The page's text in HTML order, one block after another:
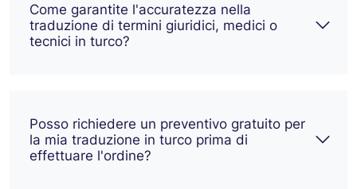
Come garantite l'accuratezza nella
traduzione di termini giuridici, medici o
tecnici in turco?
Posso richiedere un preventivo gratuito per
la mia traduzione in turco prima di
effettuare l'ordine?